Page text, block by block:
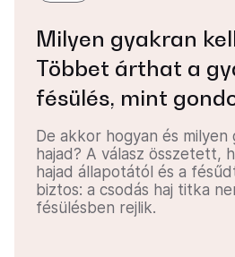
Milyen gyakran
Többet árthat a
fésülés, mint
De akkor hogyan és
hajad? A válasz összetett,
hajad állapotától és a
biztos: a csodás haj titka
fésülésben rejlik.